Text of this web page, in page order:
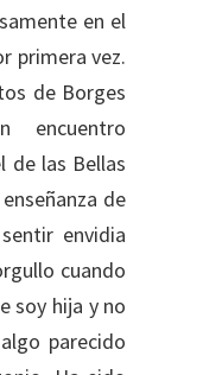
en el
primera vez.
de Borges
encuentro
de las Bellas
de
envidia
cuando
soy hija y no
parecido